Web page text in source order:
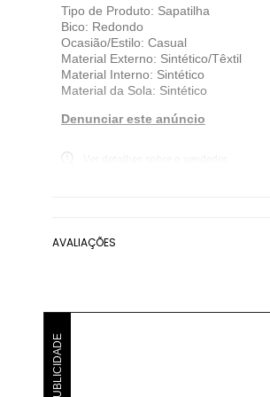
Tipo de Produto: Sapatilha
Bico: Redondo
Ocasião/Estilo: Casual
Material Externo: Sintético/Têxtil
Material Interno: Sintético
Material da Sola: Sintético
Denunciar este anúncio
AVALIAÇÕES
PUBLICIDADE